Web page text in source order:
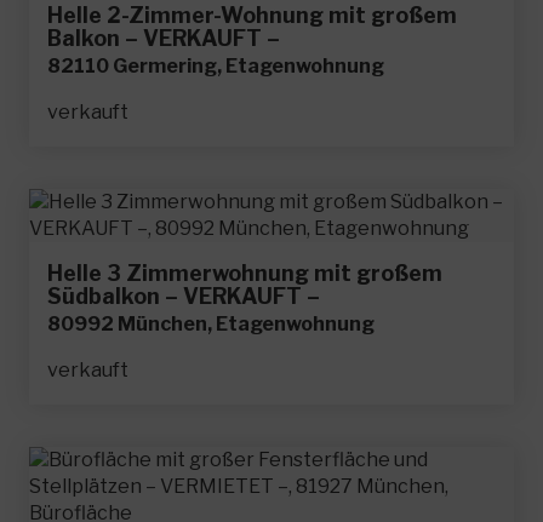
Helle 2-Zimmer-Wohnung mit großem
Balkon – VERKAUFT –
82110 Germering, Etagenwohnung
verkauft
Helle 3 Zimmerwohnung mit großem
Südbalkon – VERKAUFT –
80992 München, Etagenwohnung
verkauft